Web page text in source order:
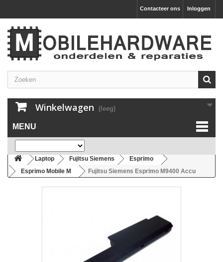
Inloggen
Contacteer ons
Winkelwagen (leeg)
MENU
Laptop Fujitsu Siemens
Esprimo
Esprimo Mobile M
Fujitsu Siemens Esprimo M9400 Accu